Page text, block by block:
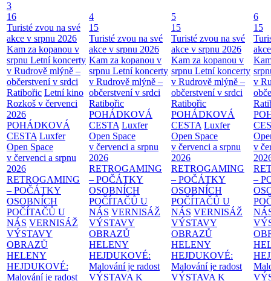
3
16
Turisté zvou na své
akce v srpnu 2026
Kam za kopanou v
srpnu Letní koncerty
v Rudrově mlýně –
občerstvení v srdci
Ratibořic Letní kino
Rozkoš v červenci
2026
POHÁDKOVÁ
CESTA Luxfer
Open Space
v červenci a srpnu
2026
RETROGAMING
– POČÁTKY
OSOBNÍCH
POČÍTAČŮ U
NÁS VERNISÁŽ
VÝSTAVY
OBRAZŮ
HELENY
HEJDUKOVÉ:
Malování je radost
4
15
Turisté zvou na své
akce v srpnu 2026
Kam za kopanou v
srpnu Letní koncerty
v Rudrově mlýně –
občerstvení v srdci
Ratibořic
POHÁDKOVÁ
CESTA Luxfer
Open Space
v červenci a srpnu
2026
RETROGAMING
– POČÁTKY
OSOBNÍCH
POČÍTAČŮ U
NÁS VERNISÁŽ
VÝSTAVY
OBRAZŮ
HELENY
HEJDUKOVÉ:
Malování je radost
VÝSTAVA K
5
15
Turisté zvou na své
akce v srpnu 2026
Kam za kopanou v
srpnu Letní koncerty
v Rudrově mlýně –
občerstvení v srdci
Ratibořic
POHÁDKOVÁ
CESTA Luxfer
Open Space
v červenci a srpnu
2026
RETROGAMING
– POČÁTKY
OSOBNÍCH
POČÍTAČŮ U
NÁS VERNISÁŽ
VÝSTAVY
OBRAZŮ
HELENY
HEJDUKOVÉ:
Malování je radost
VÝSTAVA K
6
15
v
v
–